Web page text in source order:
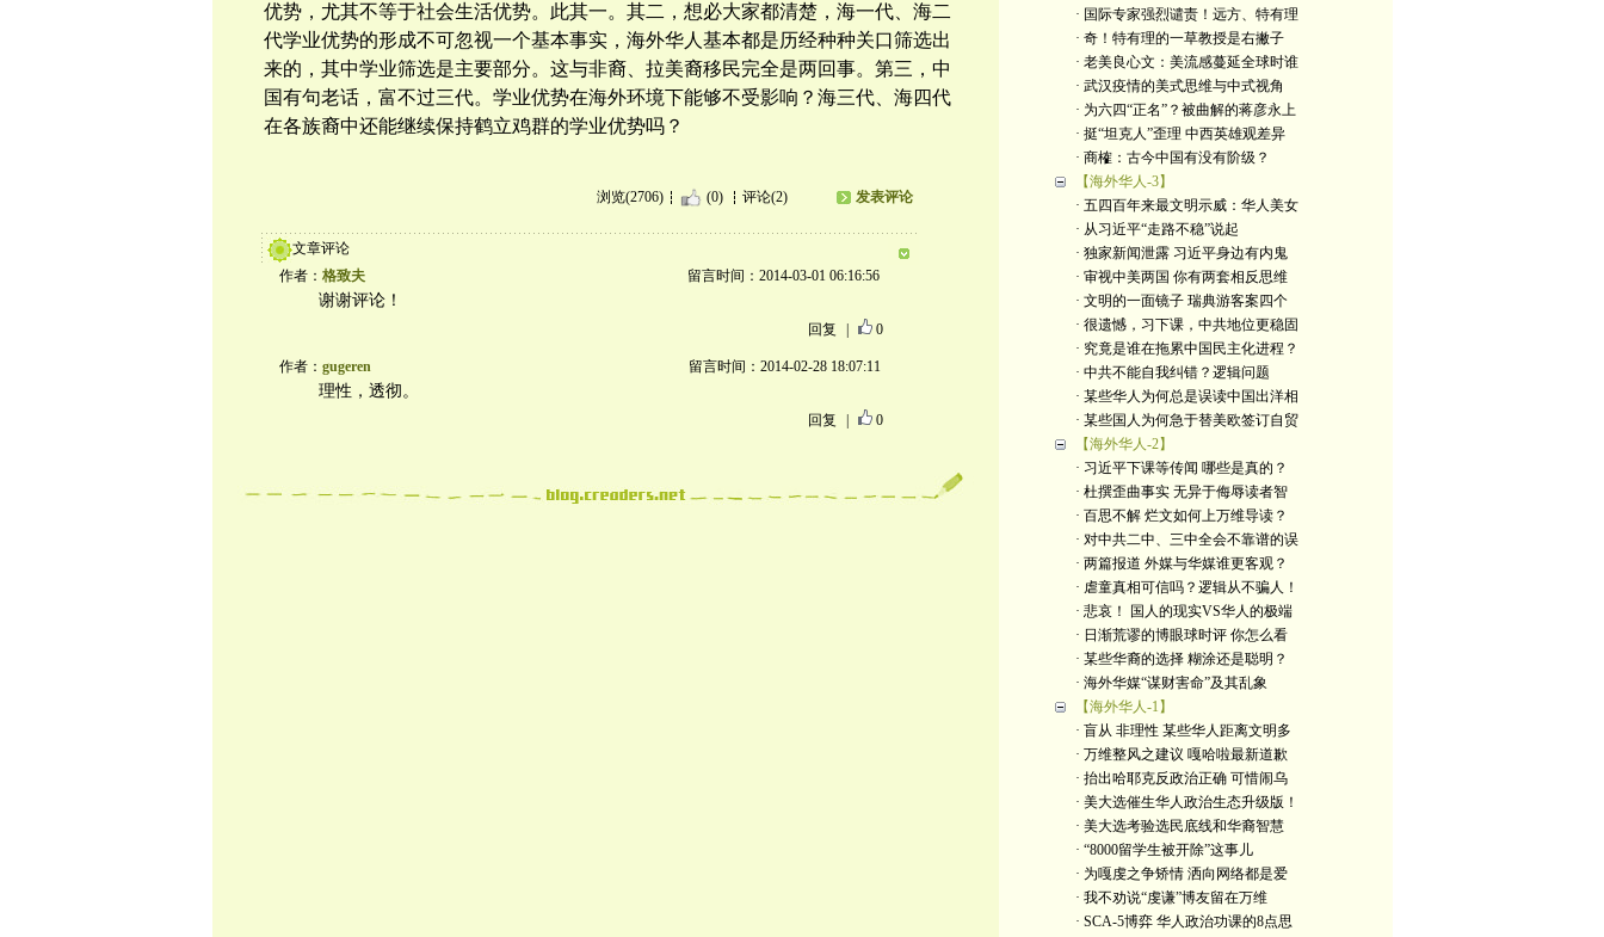
优势，尤其不等于社会生活优势。此其一。其二，想必大家都清楚，海一代、海二
代学业优势的形成不可忽视一个基本事实，海外华人基本都是历经种种关口筛选出
来的，其中学业筛选是主要部分。这与非裔、拉美裔移民完全是两回事。第三，中
国有句老话，富不过三代。学业优势在海外环境下能够不受影响？海三代、海四代
在各族裔中还能继续保持鹤立鸡群的学业优势吗？
浏览(2706) (0) 评论(2) 发表评论
文章评论
作者： 格致夫 留言时间：2014-03-01 06:16:56
谢谢评论！
回复 0
作者： gugeren 留言时间：2014-02-28 18:07:11
理性，透彻。
回复 0
· 国际专家强烈谴责！远方、特有理
· 奇！特有理的一草教授是右撇子
· 老美良心文：美流感蔓延全球时谁
· 武汉疫情的美式思维与中式视角
· 为六四“正名”？被曲解的蒋彦永上
· 挺“坦克人”歪理 中西英雄观差异
· 商榷：古今中国有没有阶级？
【海外华人-3】
· 五四百年来最文明示威：华人美女
· 从习近平“走路不稳”说起
· 独家新闻泄露 习近平身边有内鬼
· 审视中美两国 你有两套相反思维
· 文明的一面镜子 瑞典游客案四个
· 很遗憾，习下课，中共地位更稳固
· 究竟是谁在拖累中国民主化进程？
· 中共不能自我纠错？逻辑问题
· 某些华人为何总是误读中国出洋相
· 某些国人为何急于替美欧签订自贸
【海外华人-2】
· 习近平下课等传闻 哪些是真的？
· 杜撰歪曲事实 无异于侮辱读者智
· 百思不解 烂文如何上万维导读？
· 对中共二中、三中全会不靠谱的误
· 两篇报道 外媒与华媒谁更客观？
· 虐童真相可信吗？逻辑从不骗人！
· 悲哀！ 国人的现实VS华人的极端
· 日渐荒谬的博眼球时评 你怎么看
· 某些华裔的选择 糊涂还是聪明？
· 海外华媒“谋财害命”及其乱象
【海外华人-1】
· 盲从 非理性 某些华人距离文明多
· 万维整风之建议 嘎哈啦最新道歉
· 抬出哈耶克反政治正确 可惜闹乌
· 美大选催生华人政治生态升级版！
· 美大选考验选民底线和华裔智慧
· “8000留学生被开除”这事儿
· 为嘎虔之争矫情 洒向网络都是爱
· 我不劝说“虔谦”博友留在万维
· SCA-5博弈 华人政治功课的8点思